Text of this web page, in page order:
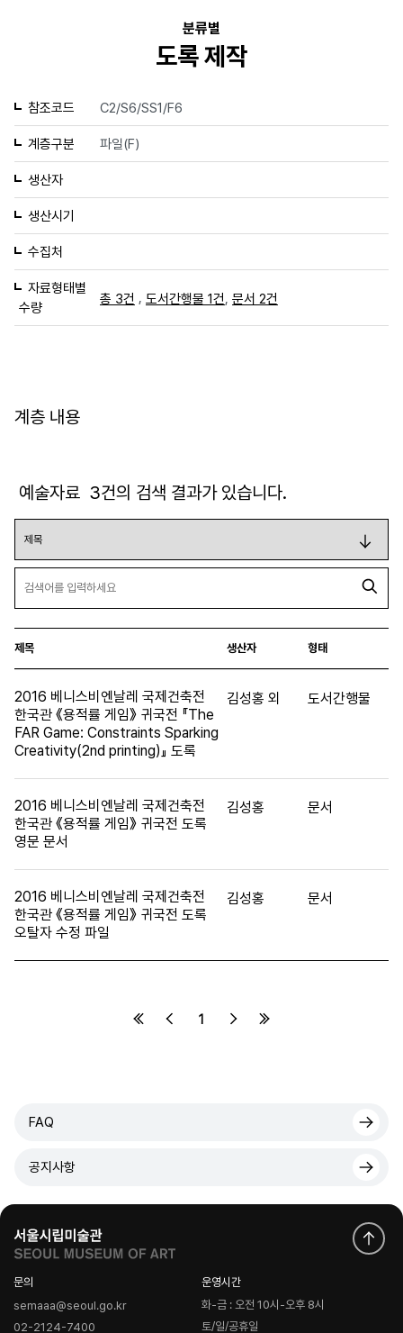
분류별
도록 제작
참조코드 C2/S6/SS1/F6
계층구분 파일(F)
생산자
생산시기
수집처
자료형태별
수량
총 3건 , 도서간행물 1건 문서 2건
계층 내용
예술자료 3건의 검색 결과가 있습니다.
제목 생산자 형태
2016 베니스비엔날레 국제건축전
한국관 《용적률 게임》 귀국전 『The
FAR Game: Constraints Sparking
Creativity(2nd printing)』 도록
김성홍 외 도서간행물
2016 베니스비엔날레 국제건축전
한국관 《용적률 게임》 귀국전 도록
영문 문서
김성홍 문서
2016 베니스비엔날레 국제건축전
한국관 《용적률 게임》 귀국전 도록
오탈자 수정 파일
김성홍 문서
1
FAQ
공지사항
문의
semaaa@seoul.go.kr
02-2124-7400
운영시간
화-금 : 오전 10시-오후 8시
토/일/공휴일